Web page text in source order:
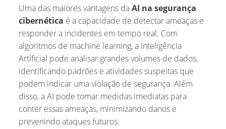
Uma das maiores vantagens daAI na segurança
cibernética é a capacidade de detectar ameaças e
responder a incidentes em tempo real. Com
algoritmos de machine learning, a Inteligência
Artificial pode analisar grandes volumes de dados,
identificando padrões e atividades suspeitas que
podem indicar uma violação de segurança. Além
disso, a AI pode tomar medidas imediatas para
conter essas ameaças, minimizando danos e
prevenindo ataques futuros.